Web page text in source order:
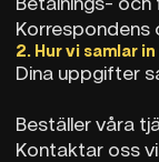
Korrespondens
2. Hur vi samlar
Dina uppgifter
Beställer våra
Kontaktar oss